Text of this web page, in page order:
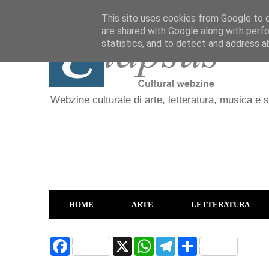
Webzine culturale di arte, letteratura, musica e
HOME ARTE LETTERATURA
F
a
X
W
T
S
h
This site uses cookies from Google to
are shared with Google along with
statistics, and to detect and address